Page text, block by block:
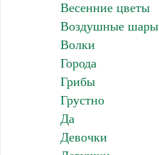
Весенние цветы
Воздушные шары
Волки
Города
Грибы
Грустно
Да
Девочки